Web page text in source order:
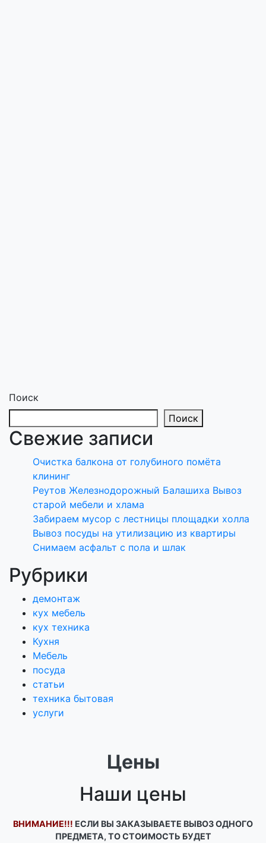
Поиск
Поиск
Свежие записи
Очистка балкона от голубиного помёта
клининг
Реутов Железнодорожный Балашиха Вывоз
старой мебели и хлама
Забираем мусор с лестницы площадки холла
Вывоз посуды на утилизацию из квартиры
Снимаем асфальт с пола и шлак
Рубрики
демонтаж
кух мебель
кух техника
Кухня
Мебель
посуда
статьи
техника бытовая
услуги
Цены
Наши цены
ВНИМАНИЕ!!! ЕСЛИ ВЫ ЗАКАЗЫВАЕТЕ ВЫВОЗ ОДНОГО
ПРЕДМЕТА, ТО СТОИМОСТЬ БУДЕТ